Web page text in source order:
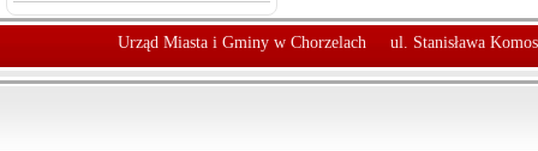
Urząd Miasta i Gminy w Chorzelach ul. Stanisława